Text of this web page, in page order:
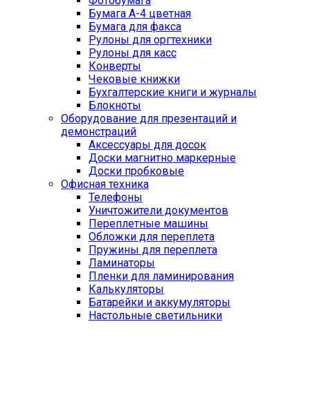
Бумага А-4 цветная
Бумага для факса
Рулоны для оргтехники
Рулоны для касс
Конверты
Чековые книжки
Бухгалтерские книги и журналы
Блокноты
Оборудование для презентаций и
демонстраций
Аксессуары для досок
Доски магнитно маркерные
Доски пробковые
Офисная техника
Телефоны
Уничтожители документов
Переплетные машины
Обложки для переплета
Пружины для переплета
Ламинаторы
Пленки для ламинирования
Калькуляторы
Батарейки и аккумуляторы
Настольные светильники